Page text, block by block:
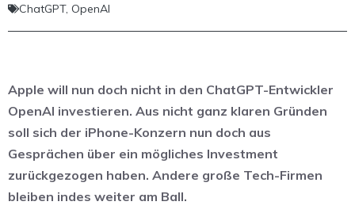
ChatGPT, OpenAI
Apple will nun doch nicht in den ChatGPT-Entwickler
OpenAI investieren. Aus nicht ganz klaren Gründen
soll sich der iPhone-Konzern nun doch aus
Gesprächen über ein mögliches Investment
zurückgezogen haben. Andere große Tech-Firmen
bleiben indes weiter am Ball.